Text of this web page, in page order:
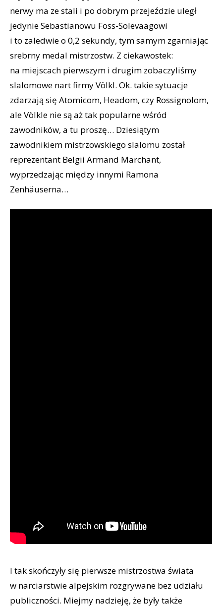
nerwy ma ze stali i po dobrym przejeździe uległ
jedynie Sebastianowu Foss-Solevaagowi
i to zaledwie o 0,2 sekundy, tym samym zgarniając
srebrny medal mistrzostw. Z ciekawostek:
na miejscach pierwszym i drugim zobaczyliśmy
slalomowe nart firmy Völkl. Ok. takie sytuacje
zdarzają się Atomicom, Headom, czy Rossignolom,
ale Völkle nie są aż tak popularne wśród
zawodników, a tu proszę… Dziesiątym
zawodnikiem mistrzowskiego slalomu został
reprezentant Belgii Armand Marchant,
wyprzedzając między innymi Ramona
Zenhäuserna…
I tak skończyły się pierwsze mistrzostwa świata
w narciarstwie alpejskim rozgrywane bez udziału
publiczności. Miejmy nadzieję, że były także